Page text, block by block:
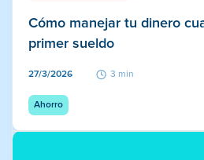
Cómo manejar tu dinero
primer sueldo
27/3/2026 3 min
Ahorro